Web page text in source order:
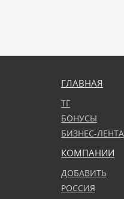
ГЛАВНАЯ
ТГ
БОНУСЫ
БИЗНЕС-ЛЕНТА
КОМПАНИИ
ДОБАВИТЬ
РОССИЯ